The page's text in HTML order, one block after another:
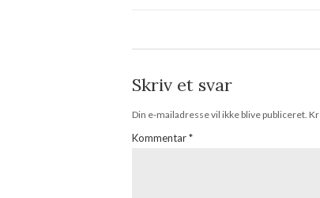
Skriv et svar
Din e-mailadresse vil ikke blive publiceret.
Kommentar*